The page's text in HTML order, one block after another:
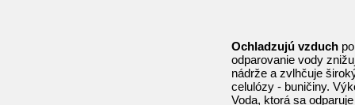
Ochladzujú vzduch
odparovanie vody
nádrže a zvlhčuje
celulózy - buničiny.
Voda, ktorá sa